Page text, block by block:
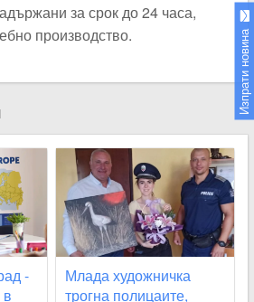
за срок до 24 часа,
производство.
-
Млада художничка
трогна полицаите,
Изпрати новина